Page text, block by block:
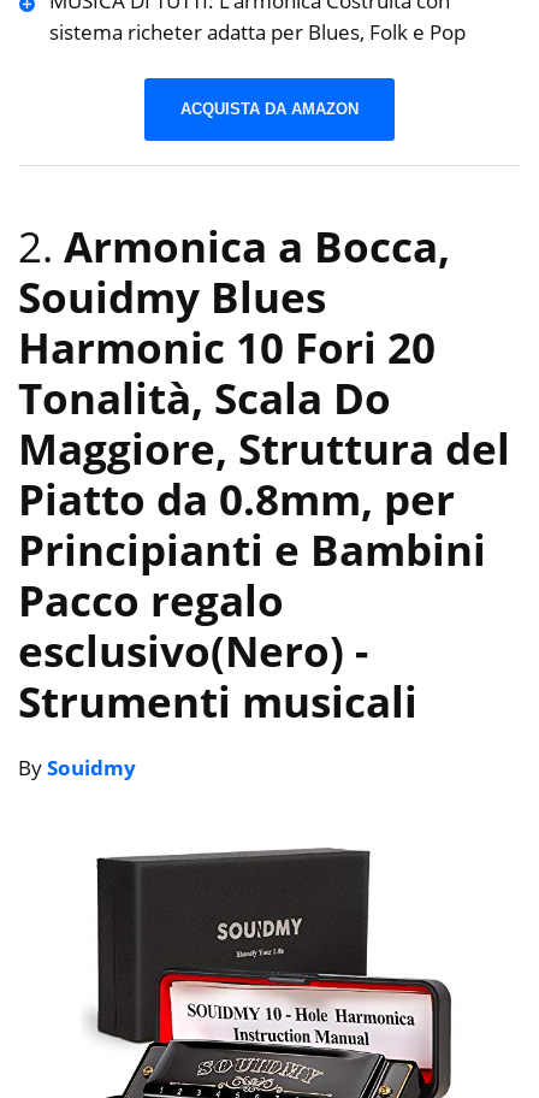
sistema richeter adatta per Blues, Folk e Pop
ACQUISTA DA AMAZON
2. Armonica a Bocca,
Souidmy Blues
Harmonic 10 Fori 20
Tonalità, Scala Do
Maggiore, Struttura del
Piatto da 0.8mm, per
Principianti e Bambini
Pacco regalo
esclusivo(Nero) -
Strumenti musicali
BySouidmy